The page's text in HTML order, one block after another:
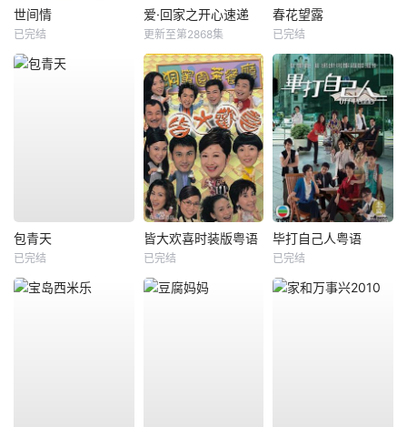
世间情
已完结
爱·回家之开心速递
更新至第2868集
春花望露
已完结
包青天
已完结
皆大欢喜时装版粤语
已完结
毕打自己人粤语
已完结